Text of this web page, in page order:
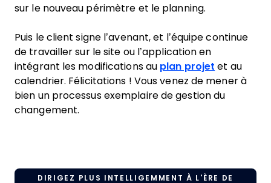
sur le nouveau périmètre et le planning.
Puis le client signe l’avenant, et l’équipe continue
de travailler sur le site ou l’application en
intégrant les modifications au plan projet et au
calendrier. Félicitations ! Vous venez de mener à
bien un processus exemplaire de gestion du
changement.
DIRIGEZ PLUS INTELLIGEMMENT À L'ÈRE DE